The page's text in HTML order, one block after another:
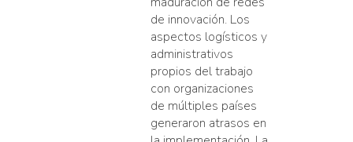
de innovación. Los
aspectos logísticos y
administrativos
propios del trabajo
con organizaciones
de múltiples países
generaron atrasos en